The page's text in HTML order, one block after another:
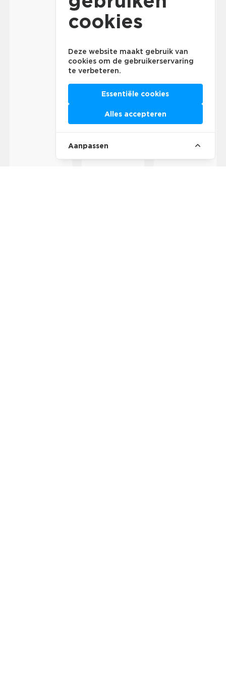
cookies
Deze website maakt gebruik van
cookies om de gebruikerservaring
te verbeteren.
Essentiële cookies
Alles accepteren
Aanpassen